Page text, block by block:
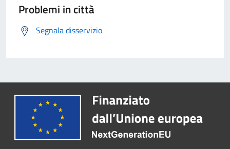
Problemi in città
Segnala disservizio